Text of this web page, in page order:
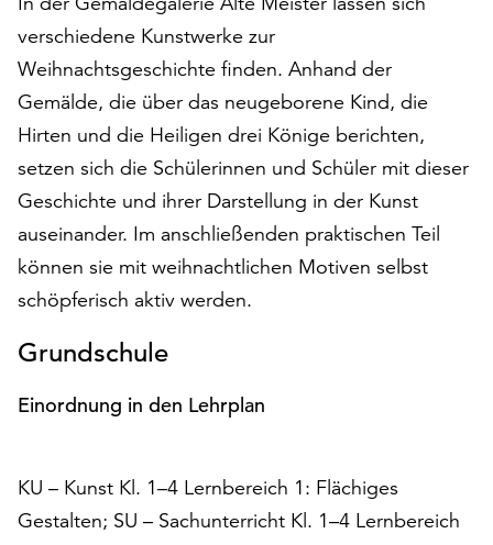
„Alle
akzeptieren“,
um
alle
Cookies
zu
akzeptieren.
Ihr
Einverständnis
ändern
widerrufen.
Ihnen
am
Ende
verschiedene Kunstwerke zur
Weihnachtsgeschichte finden. Anhand der
Gemälde, die über das neugeborene Kind, die
Hirten und die Heiligen drei Könige berichten,
setzen sich die Schülerinnen und Schüler mit dieser
Geschichte und ihrer Darstellung in der Kunst
auseinander. Im anschließenden praktischen Teil
können sie mit weihnachtlichen Motiven selbst
schöpferisch aktiv werden.
Grundschule
Einordnung in den Lehrplan
KU – Kunst Kl. 1–4 Lernbereich 1: Flächiges
Gestalten; SU – Sachunterricht Kl. 1–4 Lernbereich